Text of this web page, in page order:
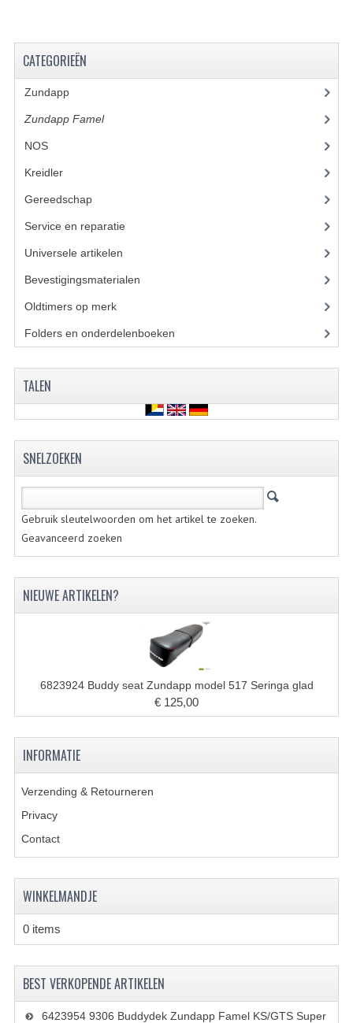
EMBLEMEN EN STICKERS
KETTINGKASTEN
MOTOROPHANGING
AANDRIJVERS EN LAGERS
ASSEN EN BUSSEN
BUITENBANDEN
REMDELEN
VELGEN EN SPAKEN
ALUMINIUM VELGEN
CHROMEN VELGEN
COCKPIT ONDERDELEN
HANDELS EN HANDVATTEN
CATEGORIEËN
Zundapp(2590)
Zundapp Famel(61)
NOS(61)
Kreidler(648)
Gereedschap(5)
Service en reparatie
Universele artikelen
Bevestigingsmaterialen
Oldtimers op merk(73)
Folders en onderdelenboeken
TALEN
SNELZOEKEN
Gebruik sleutelwoorden om het artikel te zoeken.
Geavanceerd zoeken
NIEUWE ARTIKELEN?
6823924 Buddy seat Zundapp model 517 Seringa glad
€ 125,00
INFORMATIE
Verzending & Retourneren
Privacy
Contact
WINKELMANDJE
0 items
BEST VERKOPENDE ARTIKELEN
6423954 9306 Buddydek Zundapp Famel KS/GTS Super